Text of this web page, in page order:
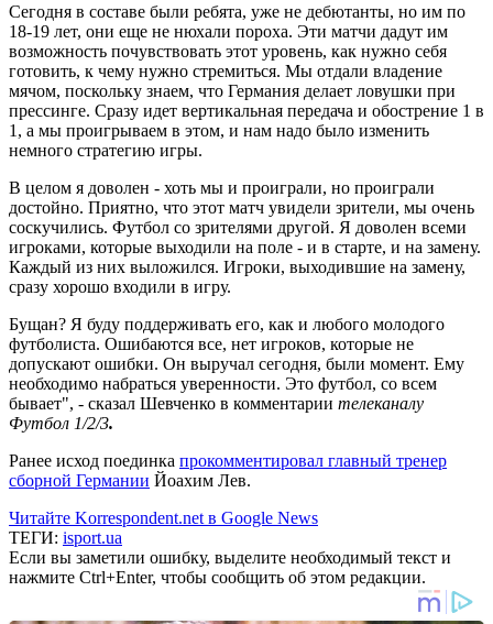
Сегодня в составе были ребята, уже не дебютанты, но им по
18-19 лет, они еще не нюхали пороха. Эти матчи дадут им
возможность почувствовать этот уровень, как нужно себя
готовить, к чему нужно стремиться. Мы отдали владение
мячом, поскольку знаем, что Германия делает ловушки при
прессинге. Сразу идет вертикальная передача и обострение 1 в
1, а мы проигрываем в этом, и нам надо было изменить
немного стратегию игры.
В целом я доволен - хоть мы и проиграли, но проиграли
достойно. Приятно, что этот матч увидели зрители, мы очень
соскучились. Футбол со зрителями другой. Я доволен всеми
игроками, которые выходили на поле - и в старте, и на замену.
Каждый из них выложился. Игроки, выходившие на замену,
сразу хорошо входили в игру.
Бущан? Я буду поддерживать его, как и любого молодого
футболиста. Ошибаются все, нет игроков, которые не
допускают ошибки. Он выручал сегодня, были момент. Ему
необходимо набраться уверенности. Это футбол, со всем
бывает", - сказал Шевченко в комментарии телеканалу
Футбол 1/2/3.
Ранее исход поединка прокомментировал главный тренер
сборной Германии Йоахим Лев.
Читайте Korrespondent.net в Google News
ТЕГИ: isport.ua
Если вы заметили ошибку, выделите необходимый текст и
нажмите Ctrl+Enter, чтобы сообщить об этом редакции.